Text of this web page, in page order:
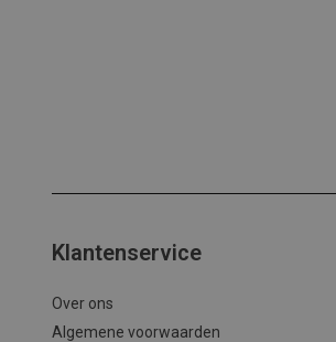
Klantenservice
Over ons
Algemene voorwaarden